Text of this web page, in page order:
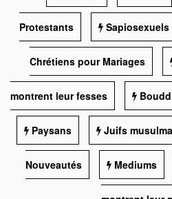
Protestants Sapiosexuels
Chrétiens pour Mariages
montrent leur fesses
Paysans Juifs
Nouveautés Mediums